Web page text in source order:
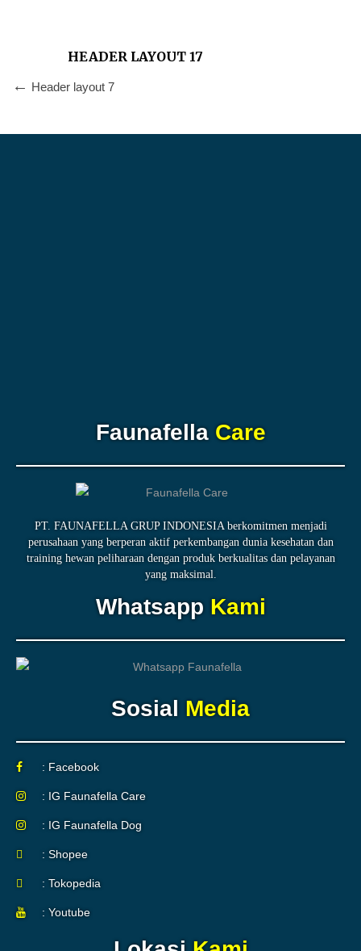
HEADER LAYOUT 17
Header layout 7
FaunafellaCare
PT. FAUNAFELLA GRUP INDONESIA berkomitmen menjadi
perusahaan yang berperan aktif perkembangan dunia kesehatan dan
training hewan peliharaan dengan produk berkualitas dan pelayanan
yang maksimal.
WhatsappKami
Sosial Media
: Facebook
: IG Faunafella Care
: IG Faunafella Dog
: Shopee
: Tokopedia
: Youtube